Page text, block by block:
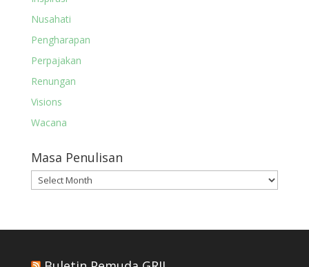
Nusahati
Pengharapan
Perpajakan
Renungan
Visions
Wacana
Masa Penulisan
Masa
Penulisan